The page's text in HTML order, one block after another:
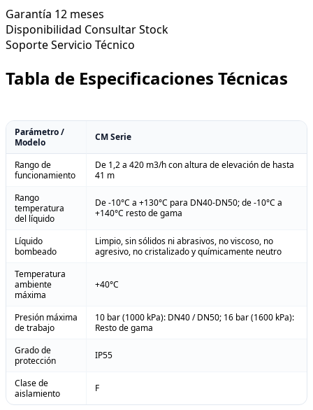
Garantía 12 meses
Disponibilidad Consultar Stock
SoporteServicio Técnico
Tabla de Especificaciones Técnicas
Parámetro /
Modelo
CM Serie
Rango de
funcionamiento
De 1,2 a 420 m3/h con altura de elevación de hasta
41 m
Rango
temperatura
del líquido
De -10°C a +130°C para DN40-DN50; de -10°C a
+140°C resto de gama
Líquido
bombeado
Limpio, sin sólidos ni abrasivos, no viscoso, no
agresivo, no cristalizado y químicamente neutro
Temperatura
ambiente
máxima
+40°C
Presión máxima
de trabajo
10 bar (1000 kPa): DN40 / DN50; 16 bar (1600 kPa):
Resto de gama
Grado de
protección
IP55
Clase de
aislamiento
F